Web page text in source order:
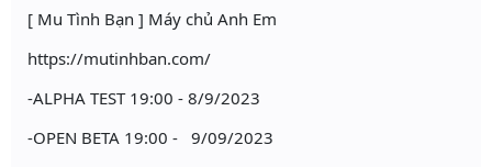
[ Mu Tình Bạn ] Máy chủ Anh Em
https://mutinhban.com/
-ALPHA TEST 19:00 - 8/9/2023
-OPEN BETA 19:00 - 9/09/2023